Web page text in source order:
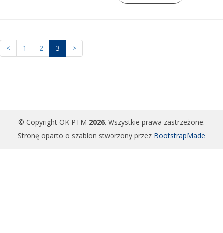
< 1 2 3 >
© Copyright OK PTM 2026. Wszystkie prawa zastrzeżone.
Stronę oparto o szablon stworzony przez BootstrapMade